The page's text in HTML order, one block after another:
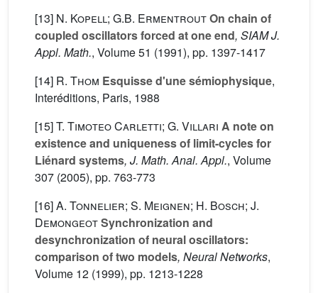
[13] N. Kopell; G.B. ErmentroutOn chain of
coupled oscillators forced at one end, SIAM J.
Appl. Math., Volume 51 (1991), pp. 1397-1417
[14] R. Thom Esquisse d'une sémiophysique,
Interéditions, Paris, 1988
[15]T. Timoteo Carletti; G. Villari A note on
existence and uniqueness of limit-cycles for
Liénard systems, J. Math. Anal. Appl., Volume
307 (2005), pp. 763-773
[16]A. Tonnelier; S. Meignen; H. Bosch; J.
DemongeotSynchronization and
desynchronization of neural oscillators:
comparison of two models, Neural Networks,
Volume 12 (1999), pp. 1213-1228